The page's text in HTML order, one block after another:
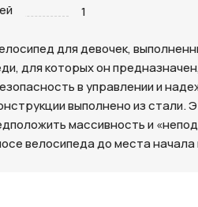
1
для девочек,
для которых он
в управлении и
выполнено из стали.
массивность и
велосипеда до места начала
Нажимая на кнопку